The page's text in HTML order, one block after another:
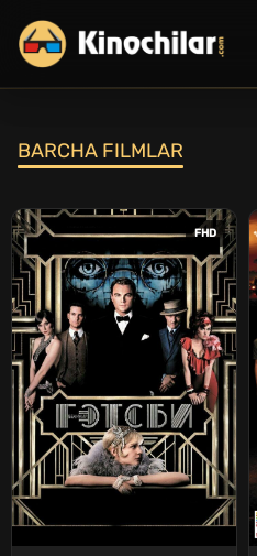
BARCHA FILMLAR
FHD